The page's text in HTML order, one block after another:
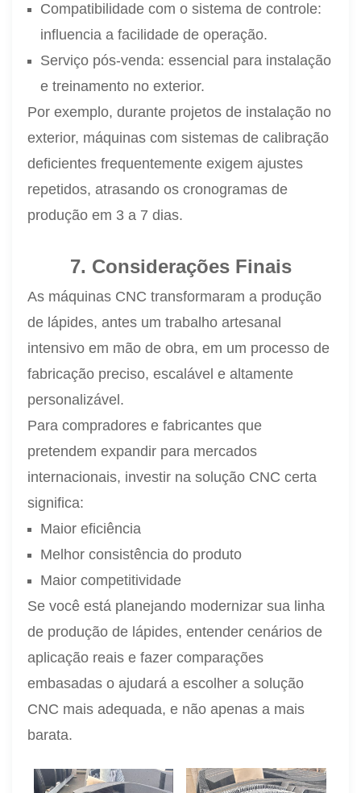
Compatibilidade com o sistema de controle:
influencia a facilidade de operação.
Serviço pós-venda: essencial para instalação
e treinamento no exterior.
Por exemplo, durante projetos de instalação no
exterior, máquinas com sistemas de calibração
deficientes frequentemente exigem ajustes
repetidos, atrasando os cronogramas de
produção em 3 a 7 dias.
7. Considerações Finais
As máquinas CNC transformaram a produção
de lápides, antes um trabalho artesanal
intensivo em mão de obra, em um processo de
fabricação preciso, escalável e altamente
personalizável.
Para compradores e fabricantes que
pretendem expandir para mercados
internacionais, investir na solução CNC certa
significa:
Maior eficiência
Melhor consistência do produto
Maior competitividade
Se você está planejando modernizar sua linha
de produção de lápides, entender cenários de
aplicação reais e fazer comparações
embasadas o ajudará a escolher a solução
CNC mais adequada, e não apenas a mais
barata.